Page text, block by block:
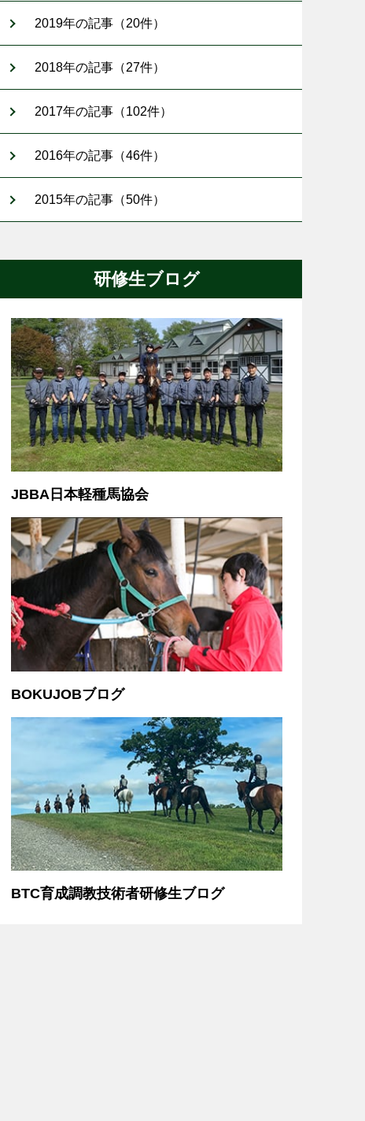
2019年の記事（20件）
2018年の記事（27件）
2017年の記事（102件）
2016年の記事（46件）
2015年の記事（50件）
研修生ブログ
JBBA日本軽種馬協会
BOKUJOBブログ
BTC育成調教技術者研修生ブログ